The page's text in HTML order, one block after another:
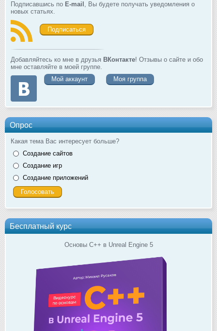
Подписавшись по E-mail , Вы будете получать уведомления о
новых статьях.
Подписаться
Добавляйтесь ко мне в друзья ВКонтакте! Отзывы о сайте и обо
мне оставляйте в моей группе.
Мой аккаунт
Моя группа
Опрос
Какая тема Вас интересует больше?
Создание сайтов
Создание игр
Создание приложений
Бесплатный курс
Основы C++ в Unreal Engine 5